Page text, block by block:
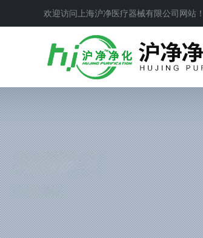
欢迎访问上海沪净医疗器械有限公司网站！